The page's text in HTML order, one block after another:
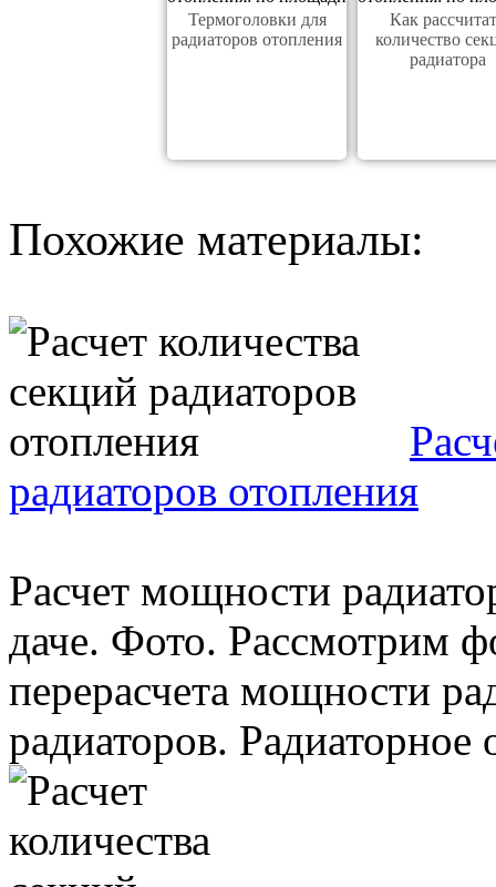
Термоголовки для
радиаторов отопления
Как
количество
радиатора
Похожие материалы:
радиаторов отопления
Расчет мощности
даче. Фото. Рассмотрим
перерасчета мощности
радиаторов. Радиаторное